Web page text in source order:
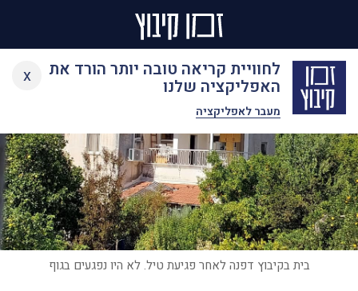
לחוויית קריאה טובה יותר הורד את
האפליקציה שלנו
מעבר לאפליקציה
x
Skip
content
בית בקיבוץ דפנה לאחר פגיעת טיל. לא היו נפגעים בגוף